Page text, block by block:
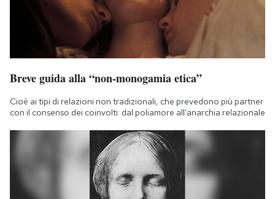
Breve guida alla “non-monogamia etica”
Cioè ai tipi di relazioni non tradizionali, che prevedono più partner
con il consenso dei coinvolti: dal poliamore all'anarchia relazionale